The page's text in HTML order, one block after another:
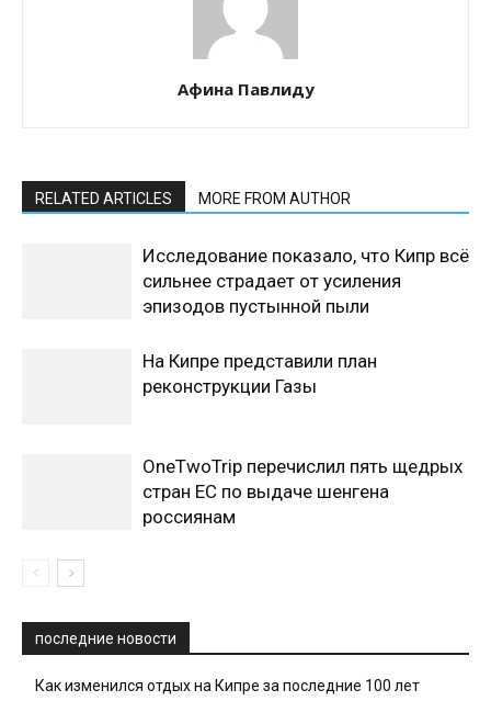
Афина Павлиду
RELATED ARTICLES MORE FROM AUTHOR
Исследование показало, что Кипр всё
сильнее страдает от усиления
эпизодов пустынной пыли
На Кипре представили план
реконструкции Газы
OneTwoTrip перечислил пять щедрых
стран ЕС по выдаче шенгена
россиянам
последние новости
Как изменился отдых на Кипре за последние 100 лет